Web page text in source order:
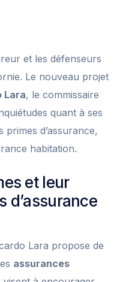
et les défenseurs
Le nouveau projet
Lara, le commissaire
quant à ses
d’assurance,
habitation.
et leur
d’assurance
Lara propose de
assurances